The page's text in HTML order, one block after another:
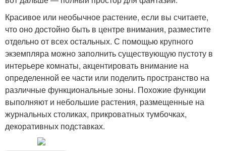
Красивое или необычное растение, если вы считаете,
что оно достойно быть в центре внимания, разместите
отдельно от всех остальных. С помощью крупного
экземпляра можно заполнить существующую пустоту в
интерьере комнаты, акцентировать внимание на
определенной ее части или поделить пространство на
различные функциональные зоны. Похожие функции
выполняют и небольшие растения, размещенные на
журнальных столиках, прикроватных тумбочках,
декоративных подставках.